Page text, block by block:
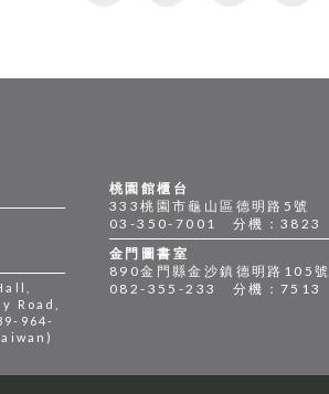
桃園館櫃台
333桃園市龜山區德明路5號
03-350-7001 分機：3823
金門圖書室
890金門縣金沙鎮德明路105號
082-355-233 分機：7513
Road,
964-